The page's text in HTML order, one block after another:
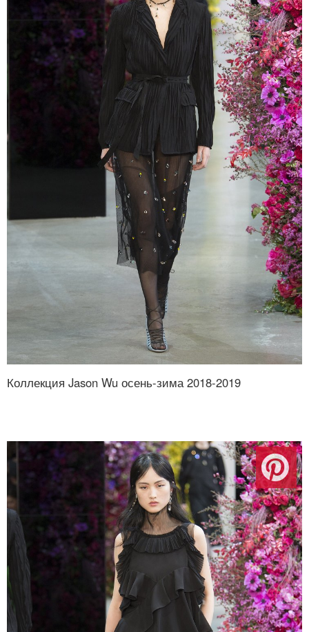
Коллекция Jason Wu осень-зима 2018-2019